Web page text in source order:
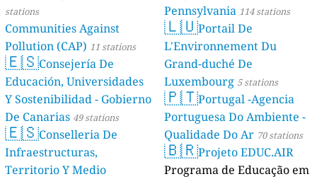
stations
Communities Against
Pollution (CAP) 11 stations
🇪🇸Consejería De
Educación, Universidades
Y Sostenibilidad - Gobierno
De Canarias 49 stations
🇪🇸Conselleria De
Infraestructuras,
Territorio Y Medio
Pennsylvania 114 stations
🇱🇺Portail De
L'Environnement Du
Grand-duché De
Luxembourg 5 stations
🇵🇹Portugal -Agencia
Portuguesa Do Ambiente -
Qualidade Do Ar 70 stations
🇧🇷Projeto EDUC.AIR
Programa de Educação em